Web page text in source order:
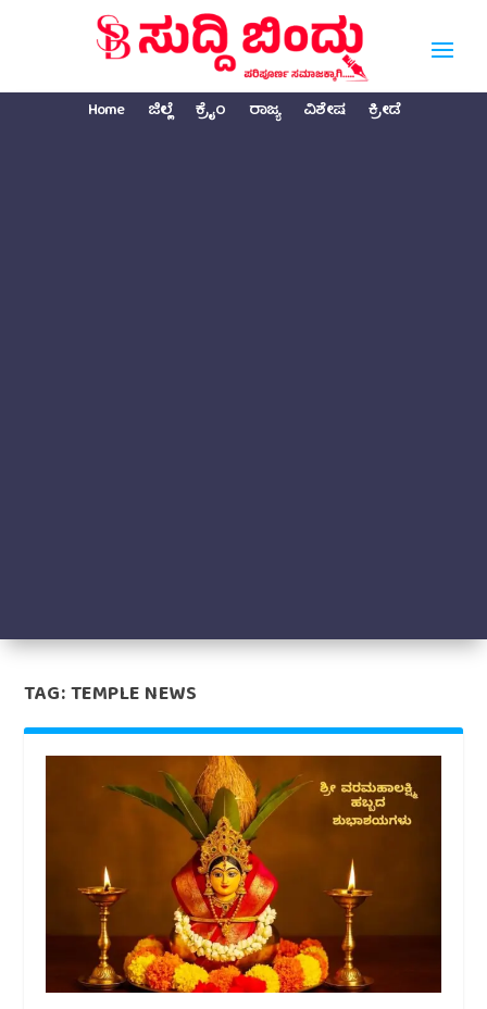
Home ಜಿಲ್ಲೆ ಕ್ರೈಂ ರಾಜ್ಯ ವಿಶೇಷ ಕ್ರೀಡೆ
TAG:TEMPLE NEWS